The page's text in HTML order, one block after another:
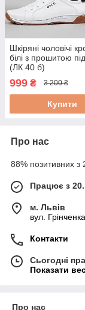
Шкіряні чоловічі
білі з прошитою
(ЛК 40 б)
999 ₴ 3 200 ₴
Купити
Про нас
88% позитивних з
Працює з
м. Львів
вул.
Контакти
Сьогодні
Показати
Про нас